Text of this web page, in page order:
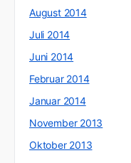
August 2014
Juli 2014
Juni 2014
Februar 2014
Januar 2014
November 2013
Oktober 2013